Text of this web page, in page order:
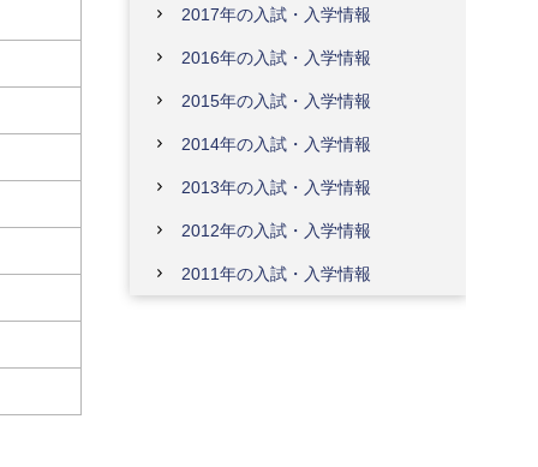
2017年の入試・入学情報
2016年の入試・入学情報
2015年の入試・入学情報
2014年の入試・入学情報
2013年の入試・入学情報
2012年の入試・入学情報
2011年の入試・入学情報